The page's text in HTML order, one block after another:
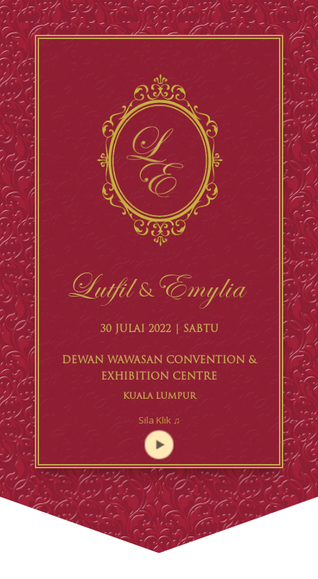
Lutfil&Emylia
30 JULAI 2022 | SABTU
DEWAN WAWASAN CONVENTION &
EXHIBITION CENTRE
KUALA LUMPUR
Sila Klik ♫